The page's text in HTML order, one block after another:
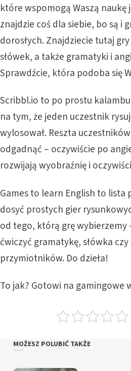
które wspomogą Waszą naukę
znajdzie coś dla siebie, bo są i
dorosłych. Znajdziecie tutaj
słówek, a także gramatyki i
Sprawdźcie, która podoba się
Scribbl.io to po prostu
na tym, że jeden uczestnik
wylosował. Reszta
odgadnąć – oczywiście po
rozwijają wyobraźnię i
Games to learn English to lista
dosyć prostych gier
od tego, którą grę wybierzemy
ćwiczyć gramatykę, słówka
przymiotników. Do dzieła!
To jak? Gotowi na gamingowe
MOŻESZ POLUBIĆ TAKŻE